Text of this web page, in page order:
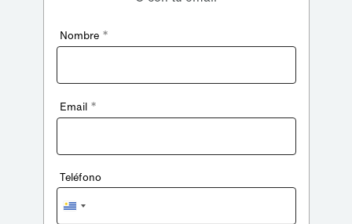
Nombre *
Email *
Teléfono
Uruguay